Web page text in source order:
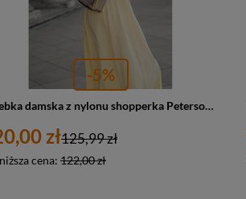
-5%
Torebka damska z nylonu shopperka Peterson JN-10 duża beżowa
zł
cena: 122,00 zł
125,99 zł